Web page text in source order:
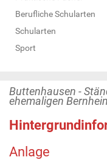
Berufliche Schularten
Schularten
Sport
Buttenhausen -
ehemaligen
Anlage